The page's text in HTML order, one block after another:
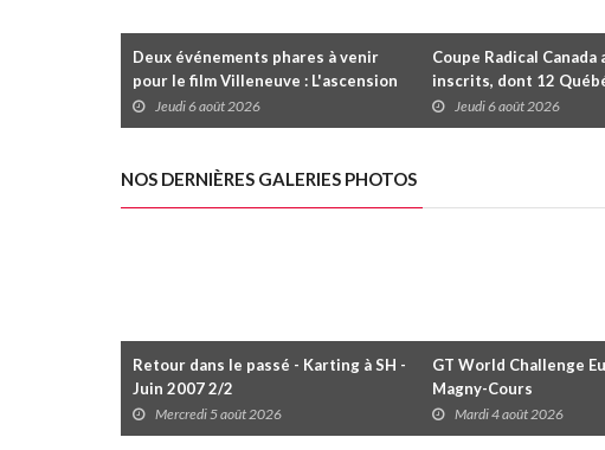
Deux événements phares à venir
pour le film Villeneuve : L'ascension
d'une légende (+ vidéo)
Jeudi 6 août 2026
Coupe Radical Canada
inscrits, dont 12
premier gain d'Antoine
dans la série ?
Jeudi 6 août 2026
NOS DERNIÈRES GALERIES PHOTOS
Retour dans le passé - Karting à SH -
Juin 2007 2/2
Mercredi 5 août 2026
GT World Challenge
Magny-Cours
Mardi 4 août 2026